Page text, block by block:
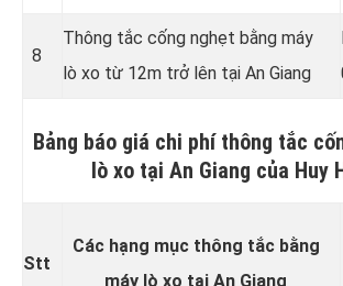
8
Thông tắc cống nghẹt bằng máy
lò xo từ 12m trở lên tại An Giang
Bảng báo giá chi phí thông tắc
lò xo tại An Giang của Huy
Stt
Các hạng mục thông tắc bằng
máy lò xo tại An Giang